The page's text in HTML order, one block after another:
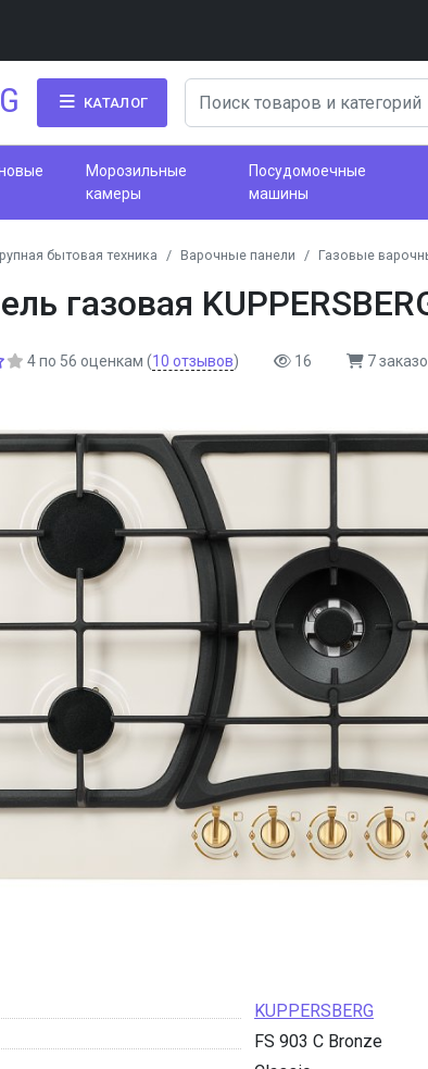
КАТАЛОГ
Морозильные
камеры
Посудомоечные
машины
бытовая техника Варочные панели Газовые
газовая
4по 56 оценкам (10 отзывов) 16 7
KUPPERSBERG
FS 903 C Bronze